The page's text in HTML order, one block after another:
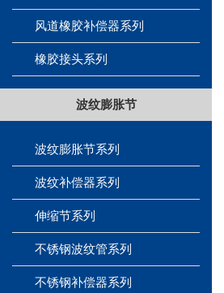
风道橡胶补偿器系列
橡胶接头系列
波纹膨胀节
波纹膨胀节系列
波纹补偿器系列
伸缩节系列
不锈钢波纹管系列
不锈钢补偿器系列